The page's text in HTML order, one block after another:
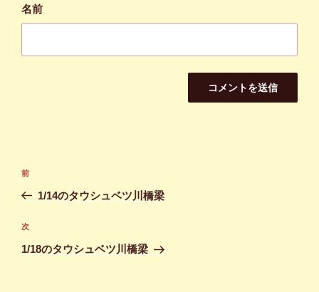
名前
投
ナ
ビ
ゲ
前
の
稿
前
1/14のタウシュベツ川橋梁
次
の
次
1/18のタウシュベツ川橋梁